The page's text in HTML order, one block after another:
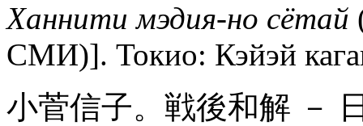
Ханнити мэдия-но сётай
СМИ)]. Токио: Кэйэй
小菅信子。戦後和解 －